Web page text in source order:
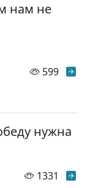
нам не
599
нужна
1331